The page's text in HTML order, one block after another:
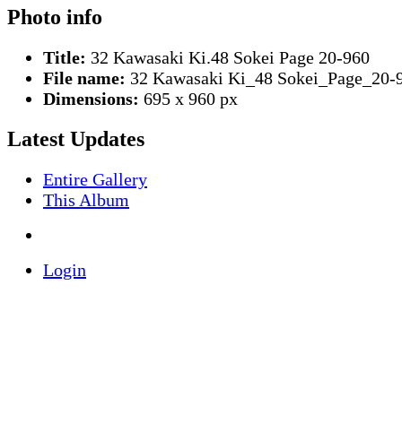
Photo info
Title: 32 Kawasaki Ki.48 Sokei Page 20-960
File name: 32 Kawasaki Ki_48 Sokei_Page_20-
Dimensions: 695 x 960 px
Latest Updates
Entire Gallery
This Album
Login